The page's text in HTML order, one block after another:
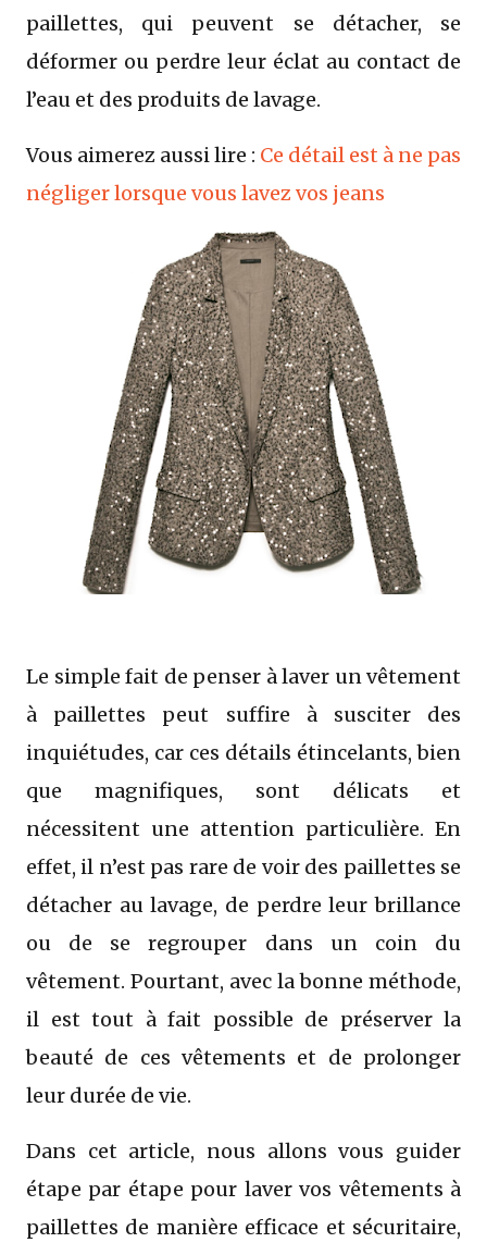
paillettes, qui peuvent se détacher, se
déformer ou perdre leur éclat au contact de
l’eau et des produits de lavage.
Vous aimerez aussi lire : Ce détail est à ne pas
négliger lorsque vous lavez vos jeans
Le simple fait de penser à laver un vêtement
à paillettes peut suffire à susciter des
inquiétudes, car ces détails étincelants, bien
que magnifiques, sont délicats et
nécessitent une attention particulière. En
effet, il n’est pas rare de voir des paillettes se
détacher au lavage, de perdre leur brillance
ou de se regrouper dans un coin du
vêtement. Pourtant, avec la bonne méthode,
il est tout à fait possible de préserver la
beauté de ces vêtements et de prolonger
leur durée de vie.
Dans cet article, nous allons vous guider
étape par étape pour laver vos vêtements à
paillettes de manière efficace et sécuritaire,